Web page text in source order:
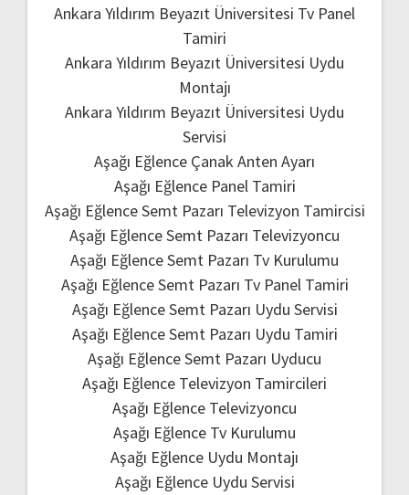
Ankara Yıldırım Beyazıt Üniversitesi Tv Panel
Tamiri
Ankara Yıldırım Beyazıt Üniversitesi Uydu
Montajı
Ankara Yıldırım Beyazıt Üniversitesi Uydu
Servisi
Aşağı Eğlence Çanak Anten Ayarı
Aşağı Eğlence Panel Tamiri
Aşağı Eğlence Semt Pazarı Televizyon Tamircisi
Aşağı Eğlence Semt Pazarı Televizyoncu
Aşağı Eğlence Semt Pazarı Tv Kurulumu
Aşağı Eğlence Semt Pazarı Tv Panel Tamiri
Aşağı Eğlence Semt Pazarı Uydu Servisi
Aşağı Eğlence Semt Pazarı Uydu Tamiri
Aşağı Eğlence Semt Pazarı Uyducu
Aşağı Eğlence Televizyon Tamircileri
Aşağı Eğlence Televizyoncu
Aşağı Eğlence Tv Kurulumu
Aşağı Eğlence Uydu Montajı
Aşağı Eğlence Uydu Servisi